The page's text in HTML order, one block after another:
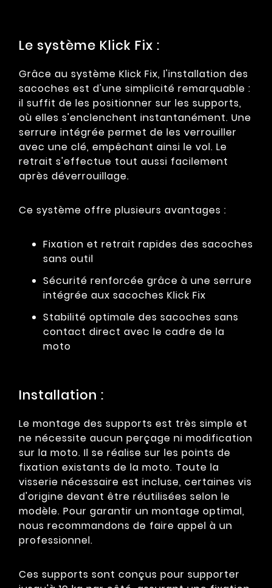
Le système Klick Fix :
Grâce au système Klick Fix, l'installation des
sacoches est d'une simplicité remarquable :
il suffit de les positionner sur les supports,
où elles s'enclenchent instantanément. Une
serrure intégrée permet de les verrouiller
avec une clé, empêchant ainsi le vol. Le
retrait s'effectue tout aussi facilement
après déverrouillage.
Ce système offre plusieurs avantages :
Fixation et retrait rapides des sacoches
sans outil
Sécurité renforcée grâce à une serrure
intégrée aux sacoches Klick Fix
Stabilité optimale des sacoches sans
contact direct avec le cadre de la
moto
Installation :
Le montage des supports est très simple et
ne nécessite aucun perçage ni modification
sur la moto. Il se réalise sur les points de
fixation existants de la moto. Toute la
visserie nécessaire est incluse, certaines vis
d'origine devant être réutilisées selon le
modèle. Pour garantir un montage optimal,
nous recommandons de faire appel à un
professionnel.
Ces supports sont conçus pour supporter